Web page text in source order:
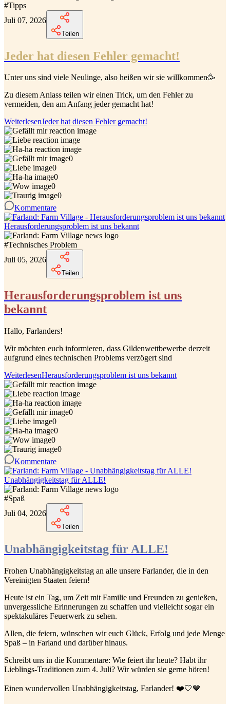
#Tipps
Juli 07, 2026
Teilen
Jeder hat diesen Fehler gemacht!
Unter uns sind viele Neulinge, also heißen wir sie willkommen🥳
Zu diesem Anlass teilen wir einen Trick, um den Fehler zu
vermeiden, den am Anfang jeder gemacht hat!
WeiterlesenJeder hat diesen Fehler gemacht!
0
0
0
0
0
Kommentare
Herausforderungsproblem ist uns bekannt
#Technisches Problem
Juli 05, 2026
Teilen
Herausforderungsproblem ist uns
bekannt
Hallo, Farlanders!
Wir möchten euch informieren, dass Gildenwettbewerbe derzeit
aufgrund eines technischen Problems verzögert sind
WeiterlesenHerausforderungsproblem ist uns bekannt
0
0
0
0
0
Kommentare
Unabhängigkeitstag für ALLE!
#Spaß
Juli 04, 2026
Teilen
Unabhängigkeitstag für ALLE!
Frohen Unabhängigkeitstag an alle unsere Farlander, die in den
Vereinigten Staaten feiern!
Heute ist ein Tag, um Zeit mit Familie und Freunden zu genießen,
unvergessliche Erinnerungen zu schaffen und vielleicht sogar ein
spektakuläres Feuerwerk zu sehen.
Allen, die feiern, wünschen wir euch Glück, Erfolg und jede Menge
Spaß – in Farland und darüber hinaus.
Schreibt uns in die Kommentare: Wie feiert ihr heute? Habt ihr
Lieblings-Traditionen zum 4. Juli? Wir würden sie gerne hören!
Einen wundervollen Unabhängigkeitstag, Farlander! ❤️🤍💙